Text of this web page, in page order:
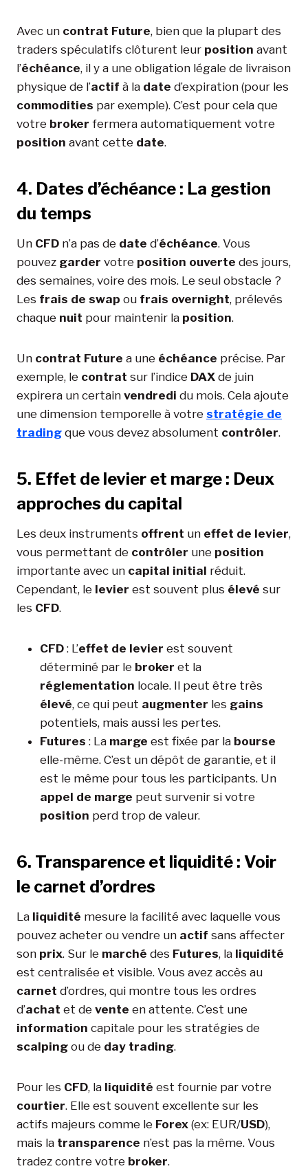
Avec un contrat Future, bien que la plupart des
traders spéculatifs clôturent leur position avant
l’échéance, il y a une obligation légale de livraison
physique de l’actif à la date d’expiration (pour les
commodities par exemple). C’est pour cela que
votre broker fermera automatiquement votre
position avant cette date.
4. Dates d’échéance : La gestion
du temps
Un CFD n’a pas de date d’échéance. Vous
pouvez garder votre position ouverte des jours,
des semaines, voire des mois. Le seul obstacle ?
Les frais de swap ou frais overnight, prélevés
chaque nuit pour maintenir la position.
Un contrat Future a une échéance précise. Par
exemple, le contrat sur l’indice DAX de juin
expirera un certain vendredi du mois. Cela ajoute
une dimension temporelle à votre stratégie de
trading que vous devez absolument contrôler.
5. Effet de levier et marge : Deux
approches du capital
Les deux instruments offrent un effet de levier,
vous permettant de contrôler une position
importante avec un capital initial réduit.
Cependant, le levier est souvent plus élevé sur
les CFD.
CFD : L’effet de levier est souvent
déterminé par le broker et la
réglementation locale. Il peut être très
élevé, ce qui peut augmenter les gains
potentiels, mais aussi les pertes.
Futures : La marge est fixée par la bourse
elle-même. C’est un dépôt de garantie, et il
est le même pour tous les participants. Un
appel de marge peut survenir si votre
position perd trop de valeur.
6. Transparence et liquidité : Voir
le carnet d’ordres
La liquidité mesure la facilité avec laquelle vous
pouvez acheter ou vendre un actif sans affecter
son prix. Sur le marché des Futures, la liquidité
est centralisée et visible. Vous avez accès au
carnet d’ordres, qui montre tous les ordres
d’achat et de vente en attente. C’est une
information capitale pour les stratégies de
scalping ou de day trading.
Pour les CFD, la liquidité est fournie par votre
courtier. Elle est souvent excellente sur les
actifs majeurs comme le Forex (ex: EUR/USD),
mais la transparence n’est pas la même. Vous
tradez contre votre broker.